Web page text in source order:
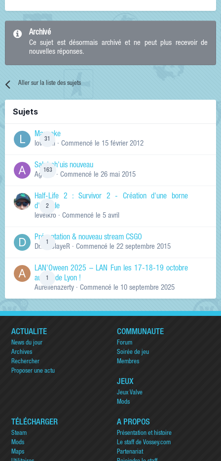
Archivé
Ce sujet est désormais archivé et ne peut plus recevoir de
nouvelles réponses.
Aller sur la liste des sujets
Sujets
31
Manneke
lowskill · Commencé le 15 février 2012
163
Salut ch'uis nouveau
Ag0Nie · Commencé le 26 mai 2015
2
Half-Life 2 : Survivor 2 - Création d'une borne
d'arcade
levelkro · Commencé le 5 avril
Présentation & nouveau stream CSGO
Dr.KinSlayeR · Commencé le 22 septembre 2015
LAN'Oween 2025 – LAN Fun les 17-18-19 octobre
au sud de Lyon !
Aurelienazerty · Commencé le 10 septembre 2025
ACTUALITÉ
News du jour
Archives
Rechercher
Proposer une actu
COMMUNAUTÉ
Forum
Soirée de jeu
Membres
JEUX
Jeux Valve
Mods
TÉLÉCHARGER
Steam
Mods
Maps
A PROPOS
Présentation et histoire
Le staff de Vossey.com
Partenariat